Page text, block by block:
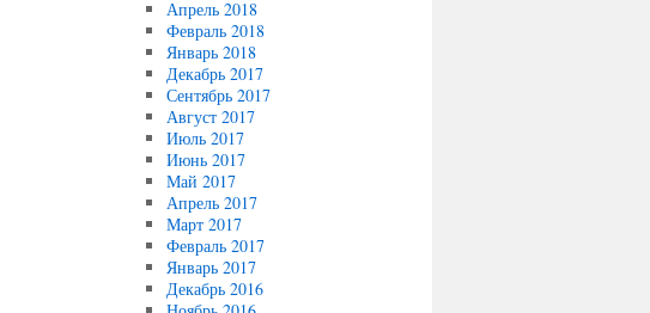
Апрель 2018
Февраль 2018
Январь 2018
Декабрь 2017
Сентябрь 2017
Август 2017
Июль 2017
Июнь 2017
Май 2017
Апрель 2017
Март 2017
Февраль 2017
Январь 2017
Декабрь 2016